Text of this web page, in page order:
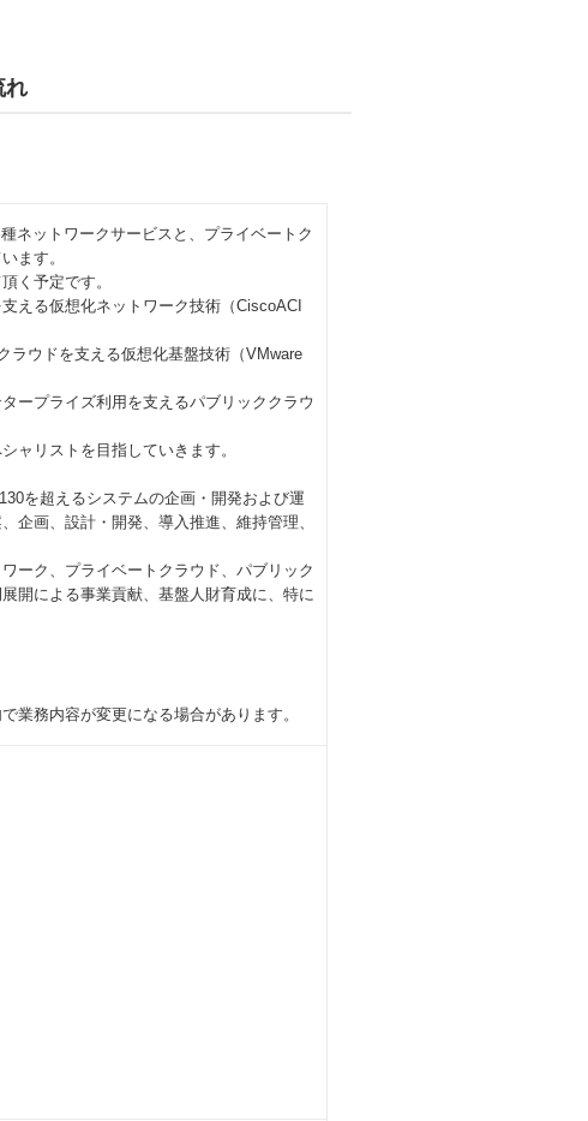
れ
ネットワークサービスと、プライベートク
ます。
く予定です。
える仮想化ネットワーク技術（CiscoACI
ラウドを支える仮想化基盤技術（VMware
ープライズ利用を支えるパブリッククラウ
ャリストを目指していきます。
を超えるシステムの企画・開発および運
企画、設計・開発、導入推進、維持管理、
ーク、プライベートクラウド、パブリック
開による事業貢献、基盤人財育成に、特に
業務内容が変更になる場合があります。